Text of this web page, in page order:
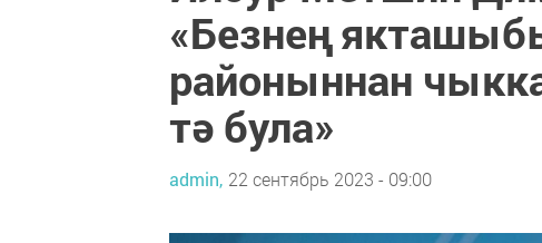
«Безнең
районыннан
тә була»
admin, 22 сентябрь 2023 - 09:00